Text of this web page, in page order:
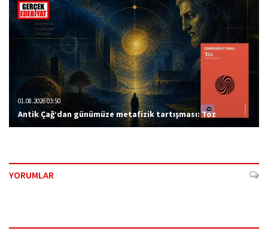
01.08.2026 03:50
Antik Çağ’dan günümüze metafizik tartışması: Töz
YORUMLAR